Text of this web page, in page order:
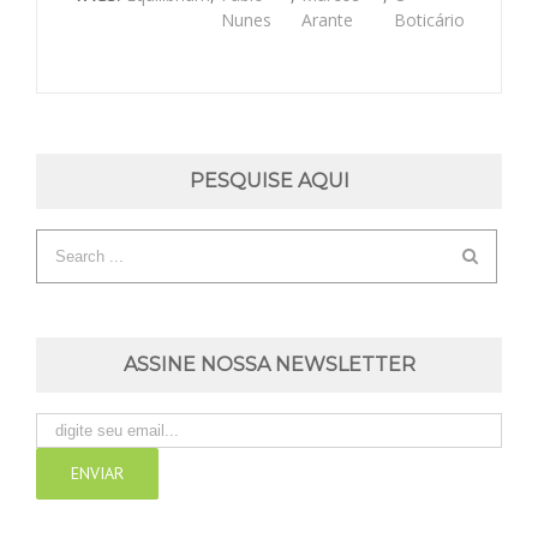
Nunes
Arante
Boticário
PESQUISE AQUI
ASSINE NOSSA NEWSLETTER